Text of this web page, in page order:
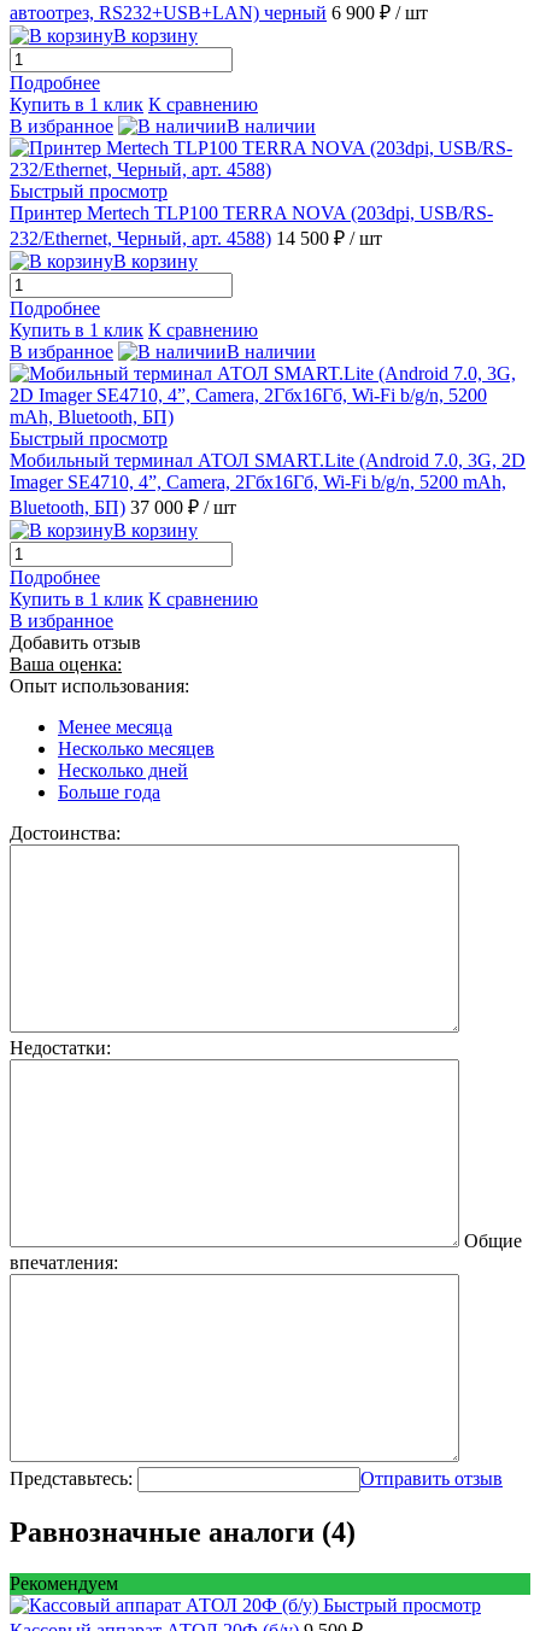
автоотрез, RS232+USB+LAN) черный 6 900 ₽ / шт
В корзину
Подробнее
Купить в 1 клик К сравнению
В избранное
В наличии
Быстрый просмотр
Принтер Mertech TLP100 TERRA NOVA (203dpi, USB/RS-
232/Ethernet, Черный, арт. 4588) 14 500 ₽ / шт
В корзину
Подробнее
Купить в 1 клик К сравнению
В избранное
В наличии
Быстрый просмотр
Мобильный терминал АТОЛ SMART.Lite (Android 7.0, 3G, 2D
Imager SE4710, 4”, Camera, 2Гбх16Гб, Wi-Fi b/g/n, 5200 mAh,
Bluetooth, БП) 37 000 ₽ / шт
В корзину
Подробнее
Купить в 1 клик К сравнению
В избранное
Добавить отзыв
Ваша оценка:
Опыт использования:
Менее месяца
Несколько месяцев
Несколько дней
Больше года
Достоинства:
Недостатки:
Общие
впечатления:
Представьтесь: Отправить отзыв
Равнозначные аналоги (4)
Рекомендуем
Быстрый просмотр